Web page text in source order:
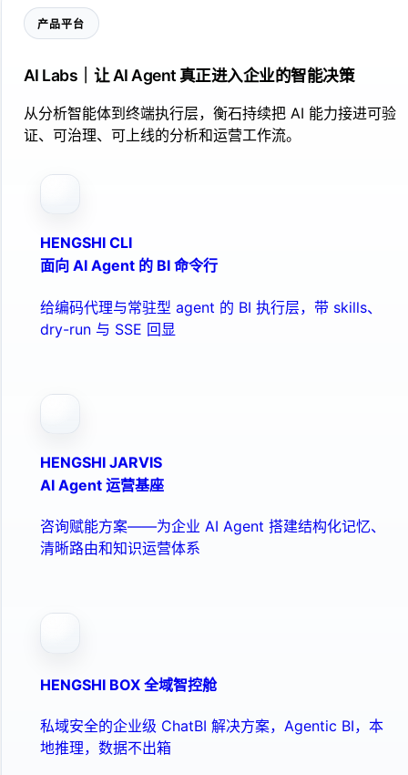
产品平台
AI Labs｜让 AI Agent 真正进入企业的智能决策
从分析智能体到终端执行层，衡石持续把 AI 能力接进可验
证、可治理、可上线的分析和运营工作流。
HENGSHI CLI
面向 AI Agent 的 BI 命令行
给编码代理与常驻型 agent 的 BI 执行层，带 skills、
dry-run 与 SSE 回显
HENGSHI JARVIS
AI Agent 运营基座
咨询赋能方案——为企业 AI Agent 搭建结构化记忆、
清晰路由和知识运营体系
HENGSHI BOX 全域智控舱
私域安全的企业级 ChatBI 解决方案，Agentic BI，本
地推理，数据不出箱